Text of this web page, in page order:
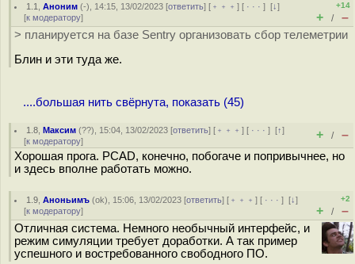
1.1 ,Аноним (-), 14:15, 13/02/2023 [ответить] [ ﹢﹢﹢] [ · · ·][↓]
[к модератору]
+14
+ / –
> планируется на базе Sentry организовать сбор телеметрии
Блин и эти туда же.
....большая нить свёрнута, показать (45)
1.8 ,Максим (??), 15:04, 13/02/2023 [ответить] [ ﹢﹢﹢] [ · · ·][↑]
[к модератору] + / –
Хорошая прога. PCAD, конечно, побогаче и попривычнее, но
и здесь вполне работать можно.
1.9 ,Аноньимъ (ok), 15:06, 13/02/2023 [ответить] [ ﹢﹢﹢] [ · · ·][↓]
[к модератору]
+2
+ / –
Отличная система. Немного необычный интерфейс, и
режим симуляции требует доработки. А так пример
успешного и востребованного свободного ПО.